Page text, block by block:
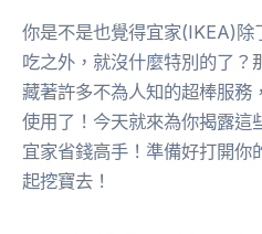
你是不是也覺得宜家(IKEA)除
吃之外，就沒什麼特別的了？
藏著許多不為人知的超棒服務
使用了！今天就來為你揭露這
宜家省錢高手！準備好打開你
起挖寶去！